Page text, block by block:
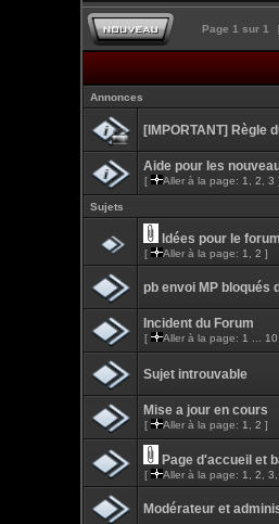
Page 1 sur 1
Annonces
[IMPORTANT] Règle
Aide pour les
[ Aller à la page: 1 2 3 ]
Sujets
Idées pour le
[ Aller à la page: 1 2 ]
pb envoi MP bloqués
Incident du Forum
[ Aller à la page: 1 10
Sujet introuvable
Mise a jour en cours
[ Aller à la page: 1 2 ]
Page d'accueil et
[ Aller à la page: 1 2 3
Modérateur et